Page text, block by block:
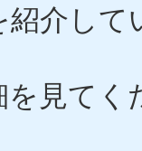
紹介し
を見てく